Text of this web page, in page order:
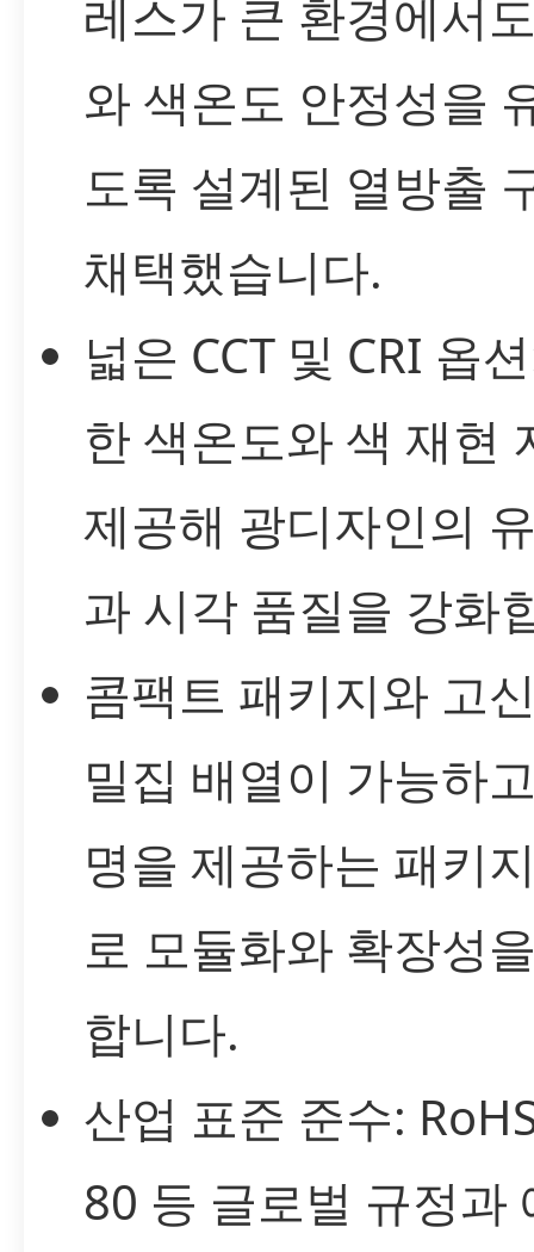
레스가 큰 환경에서
와 색온도 안정성을
도록 설계된 열방출
채택했습니다.
넓은 CCT 및 CRI 옵
한 색온도와 색 재현
제공해 광디자인의
과 시각 품질을 강화
콤팩트 패키지와 고
밀집 배열이 가능하
명을 제공하는 패키
로 모듈화와 확장성
합니다.
산업 표준 준수:
80 등 글로벌 규정과